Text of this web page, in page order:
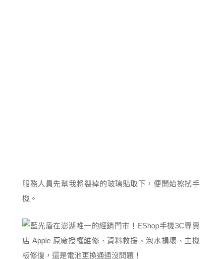
服務人員先幫我將裂掉的玻璃貼取下，便開始擦拭手
機。